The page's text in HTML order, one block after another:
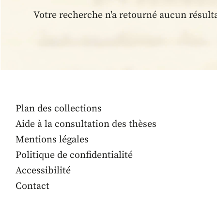
Votre recherche n'a retourné aucun
Plan des collections
Aide à la consultation des thèses
Mentions légales
Politique de confidentialité
Accessibilité
Contact